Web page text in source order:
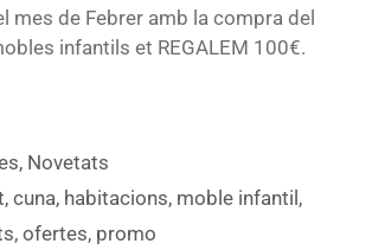
mes de Febrer amb la compra del
infantils et REGALEM 100€.
, Novetats
,cuna, habitacions, moble infantil ,
, ofertes, promo